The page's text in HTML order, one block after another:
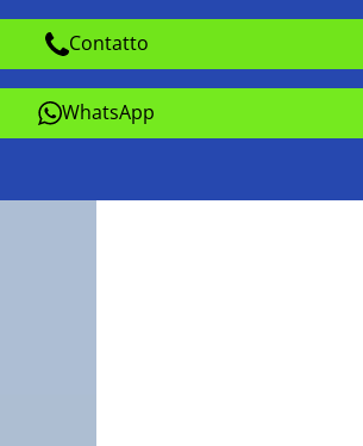
Contatto
WhatsApp